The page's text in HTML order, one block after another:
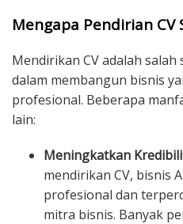
Mengapa Pendirian CV
Mendirikan CV adalah
dalam membangun bisnis
profesional. Beberapa
lain:
Meningkatkan
mendirikan CV, bisnis
profesional dan
mitra bisnis. Banyak